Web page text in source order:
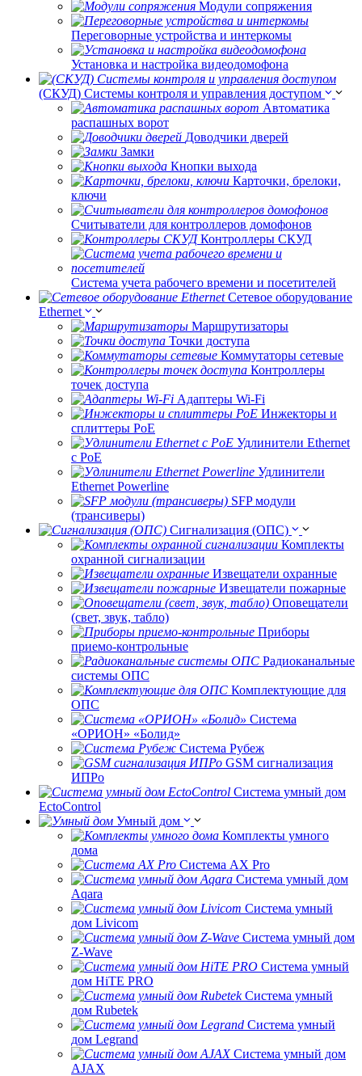
Модули сопряжения
Переговорные устройства и интеркомы
Установка и настройка видеодомофона
(СКУД) Системы контроля и управления доступом
Автоматика
распашных ворот
Доводчики дверей
Замки
Кнопки выхода
Карточки, брелоки,
ключи
Считыватели для контроллеров домофонов
Контроллеры СКУД
Система учета рабочего времени и посетителей
Сетевое оборудование
Ethernet
Маршрутизаторы
Точки доступа
Коммутаторы сетевые
Контроллеры
точек доступа
Адаптеры Wi-Fi
Инжекторы и
сплиттеры РоЕ
Удлинители Ethernet
с PoE
Удлинители
Ethernet Powerline
SFP модули
(трансиверы)
Сигнализация (ОПС)
Комплекты
охранной сигнализации
Извещатели охранные
Извещатели пожарные
Оповещатели
(свет, звук, табло)
Приборы
приемо-контрольные
Радиоканальные
системы ОПС
Комплектующие для
ОПС
Система
«ОРИОН» «Болид»
Система Рубеж
GSM сигнализация
ИПРо
Система умный дом
EctoControl
Умный дом
Комплекты умного
дома
Система AX Pro
Система умный дом
Aqara
Система умный
дом Livicom
Система умный дом
Z-Wave
Система умный
дом HiTE PRO
Система умный
дом Rubetek
Система умный
дом Legrand
Система умный дом
AJAX